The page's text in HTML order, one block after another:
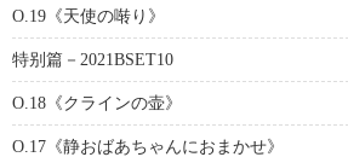
O.19《天使の啭り》
特别篇－2021BSET10
O.18《クラインの壶》
O.17《静おばあちゃんにおまかせ》